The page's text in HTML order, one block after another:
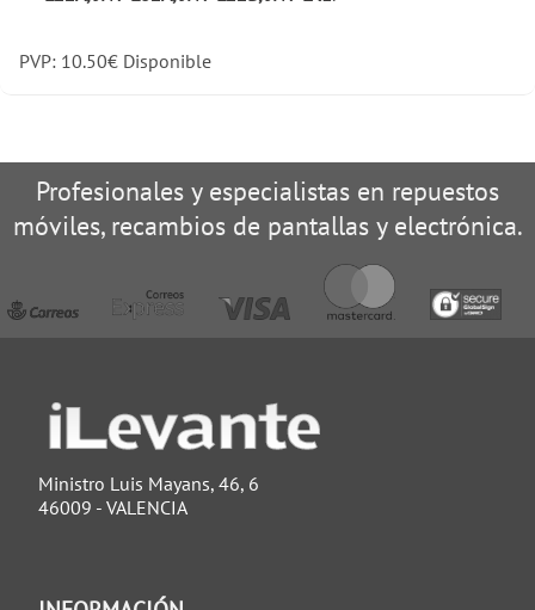
PVP: 10.50€ Disponible
Profesionales y especialistas en repuestos
móviles, recambios de pantallas y electrónica.
Ministro Luis Mayans, 46, 6
46009 - VALENCIA